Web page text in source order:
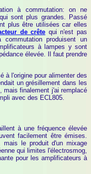
à commutation: on ne
sont plus grandes. Passé
plus être utilisées car elles
de crête qui n'est pas
produisent un
à lampes y sont
élevée. Il faut prendre
à l'origine pour alimenter des
un grésillement dans les
mais finalement j'ai remplacé
avec des ECL805.
à une fréquence élevée
facilement être émises.
mais le produit d'un mixage
qui limites l'électrosmog,
pour les amplificateurs à